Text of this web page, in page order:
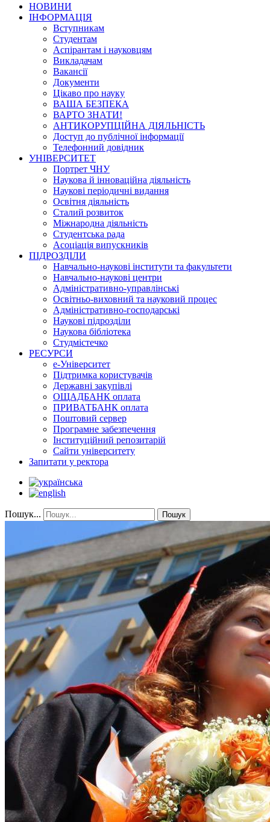
НОВИНИ
ІНФОРМАЦІЯ
Вступникам
Студентам
Аспірантам і науковцям
Викладачам
Вакансії
Документи
Цікаво про науку
ВАША БЕЗПЕКА
ВАРТО ЗНАТИ!
АНТИКОРУПЦІЙНА ДІЯЛЬНІСТЬ
Доступ до публічної інформації
Телефонний довідник
УНІВЕРСИТЕТ
Портрет ЧНУ
Наукова й інноваційна діяльність
Наукові періодичні видання
Освітня діяльність
Сталий розвиток
Міжнародна діяльність
Студентська рада
Асоціація випускників
ПІДРОЗДІЛИ
Навчально-наукові інститути та факультети
Навчально-наукові центри
Адміністративно-управлінські
Освітньо-виховний та науковий процес
Адміністративно-господарські
Наукові підрозділи
Наукова бібліотека
Студмістечко
РЕСУРСИ
е-Університет
Підтримка користувачів
Державні закупівлі
ОЩАДБАНК оплата
ПРИВАТБАНК оплата
Поштовий сервер
Програмне забезпечення
Інституційний репозитарій
Сайти університету
Запитати у ректора
Пошук... Пошук